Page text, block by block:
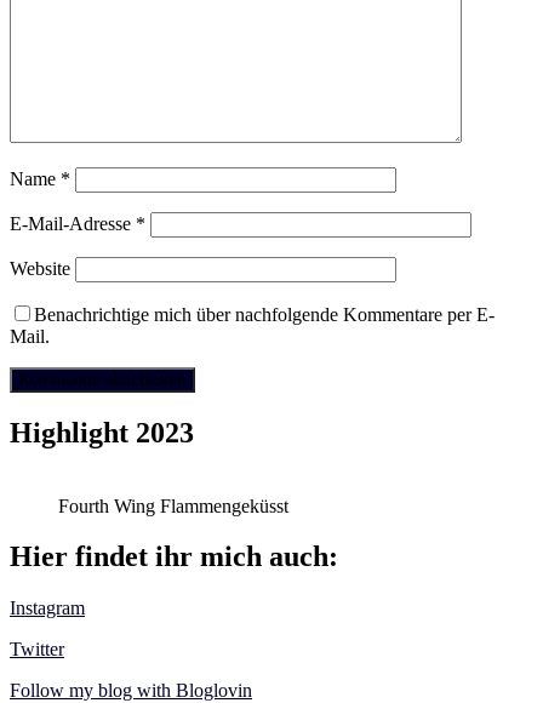
Name *
E-Mail-Adresse *
Website
Benachrichtige mich über nachfolgende Kommentare per E-
Mail.
Highlight 2023
Fourth Wing Flammengeküsst
Hier findet ihr mich auch:
Instagram
Twitter
Follow my blog with Bloglovin